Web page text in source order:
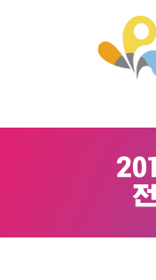
Printing &
제품소개
IPC소식
고객지원